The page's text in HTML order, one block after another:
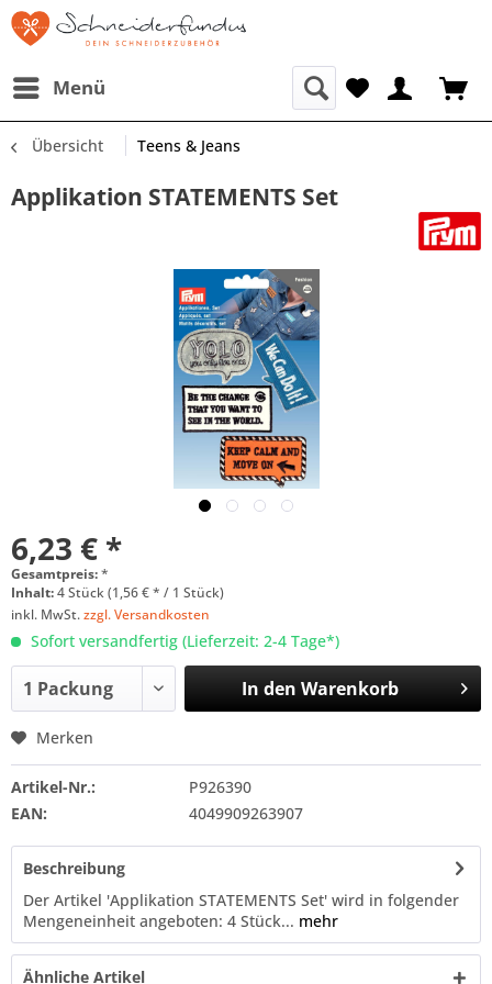
Menü
Übersicht Teens & Jeans
Applikation STATEMENTS Set
6,23 € *
Gesamtpreis:*
Inhalt:4 Stück (1,56 € * / 1 Stück)
inkl. MwSt.zzgl. Versandkosten
Sofort versandfertig (Lieferzeit: 2-4 Tage*)
In den Warenkorb
Merken
Artikel-Nr.:
P926390
EAN:
4049909263907
Beschreibung
Der Artikel 'Applikation STATEMENTS Set' wird in folgender
Mengeneinheit angeboten: 4 Stück... mehr
Ähnliche Artikel